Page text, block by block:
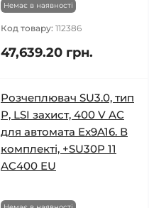
Немає в наявності
Код товару: 112386
47,639.20 грн.
Розчеплювач SU3.0, тип
Р, LSI захист, 400 V AC
для автомата Ex9A16. В
комплекті, +SU30P 11
AC400 EU